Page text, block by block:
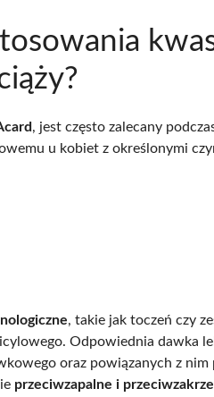
, jest często zalecany
u kobiet z określonymi
, takie jak toczeń czy
Odpowiednia dawka
oraz powiązanych z nim
przeciwzapalne i